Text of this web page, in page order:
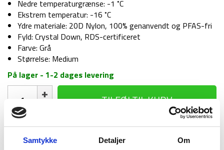
Samtykke Detaljer Om
Nedre temperaturgrænse: -1 ˚C
Ekstrem temperatur: -16 ˚C
Ydre materiale: 20D Nylon, 100% genanvendt og PFAS-fri
Fyld: Crystal Down, RDS-certificeret
Farve: Grå
Størrelse: Medium
På lager - 1-2 dages levering
Dunsovepose
-
Nordisk
Freja
TILFØJ TIL KURV
1-2 dages
Fri fragt over
100 dages